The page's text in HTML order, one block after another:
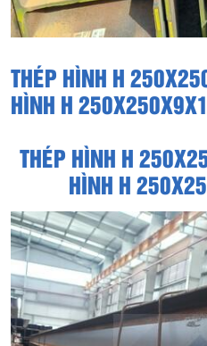
THÉP HÌNH H
HÌNH H
THÉP HÌNH H
HÌNH H